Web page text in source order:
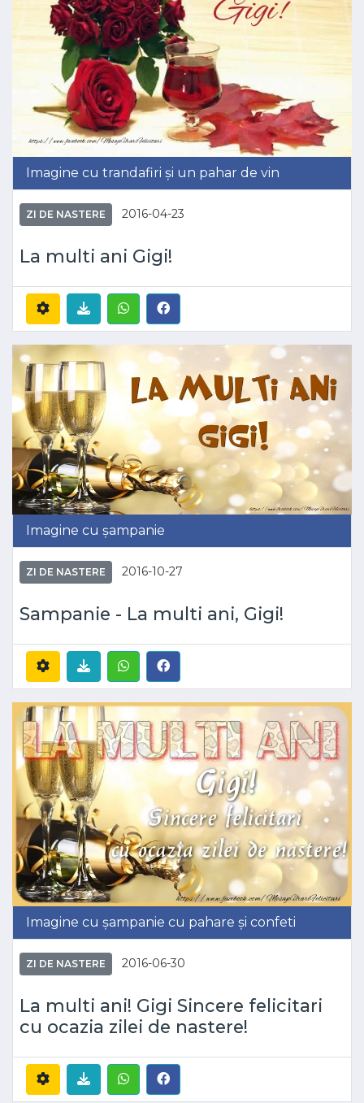
Imagine cu trandafiri și un pahar de vin
ZI DE NASTERE 2016-04-23
La multi ani Gigi!
Imagine cu șampanie
ZI DE NASTERE 2016-10-27
Sampanie - La multi ani, Gigi!
Imagine cu șampanie cu pahare și confeti
ZI DE NASTERE 2016-06-30
La multi ani! Gigi Sincere felicitari
cu ocazia zilei de nastere!